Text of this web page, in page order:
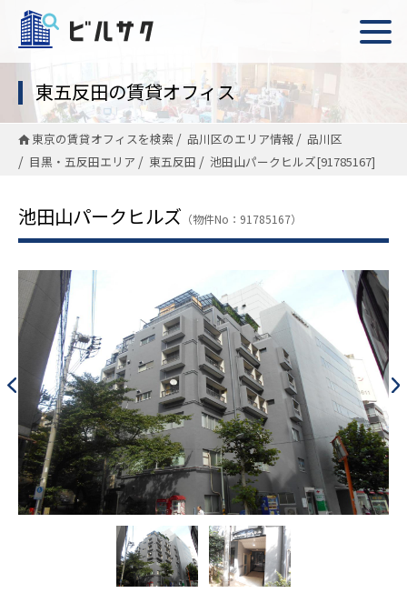
東五反田の賃貸オフィス
東京の賃貸オフィスを検索 品川区のエリア情報
品川区
目黒・五反田エリア
東五反田 池田山パークヒルズ[91785167]
池田山パークヒルズ （物件No：91785167）